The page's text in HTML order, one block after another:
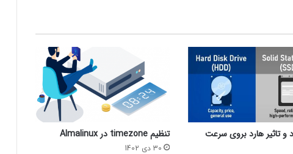
و تاثیر هارد بروی سرعت
تنظیم timezone در Almalinux
30 دی 1402